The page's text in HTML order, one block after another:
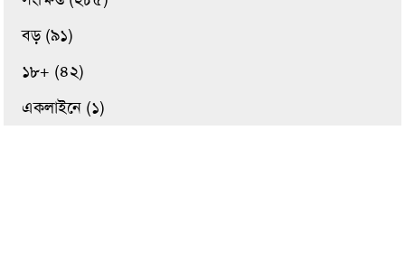
বড় (৯১)
১৮+ (৪২)
একলাইনে (১)